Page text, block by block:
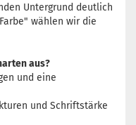
Untergrund deutlich
wählen wir die
aus?
und eine
und Schriftstärke